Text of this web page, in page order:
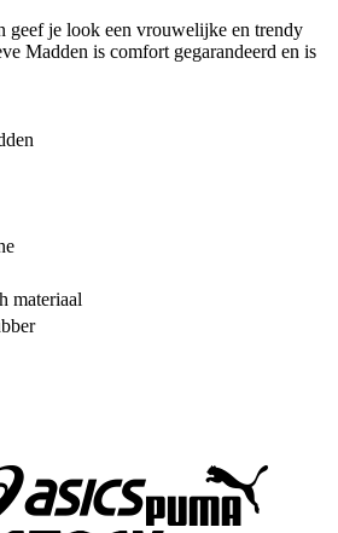
geef je look een vrouwelijke en trendy
Madden is comfort gegarandeerd en is
materiaal